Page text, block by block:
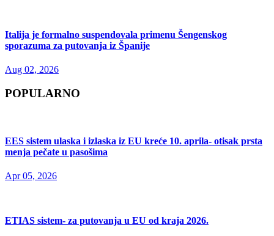
Italija je formalno suspendovala primenu Šengenskog
sporazuma za putovanja iz Španije
Aug 02, 2026
POPULARNO
EES sistem ulaska i izlaska iz EU kreće 10. aprila- otisak prsta
menja pečate u pasošima
Apr 05, 2026
ETIAS sistem- za putovanja u EU od kraja 2026.